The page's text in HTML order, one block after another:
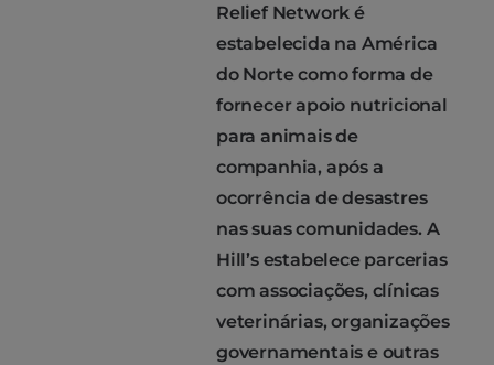
Relief Network é
estabelecida na América
do Norte como forma de
fornecer apoio nutricional
para animais de
companhia, após a
ocorrência de desastres
nas suas comunidades. A
Hill’s estabelece parcerias
com associações, clínicas
veterinárias, organizações
governamentais e outras